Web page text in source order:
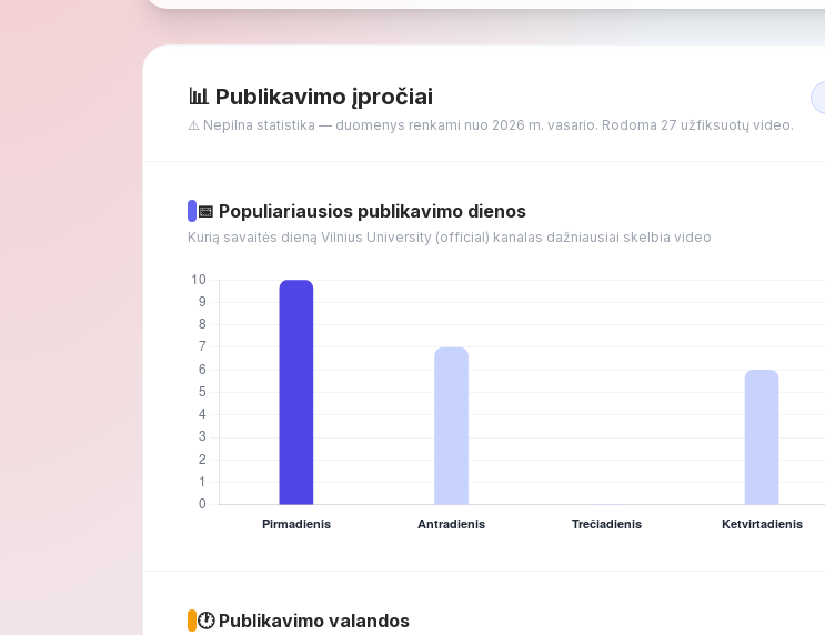
📊 Publikavimo įpročiai
⚠️ Nepilna statistika — duomenys renkami nuo 2026 m. vasario. Rodoma 27 užfiksuotų video.
📅 Populiariausios publikavimo dienos
Kurią savaitės dieną Vilnius University (official) kanalas dažniausiai skelbia video
🕐 Publikavimo valandos